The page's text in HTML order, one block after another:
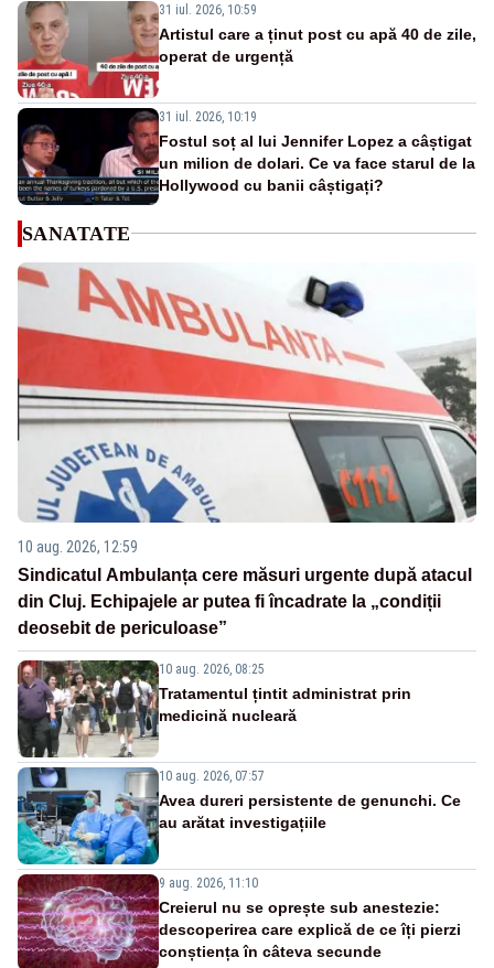
31 iul. 2026, 10:59
Artistul care a ținut post cu apă 40 de zile,
operat de urgență
31 iul. 2026, 10:19
Fostul soț al lui Jennifer Lopez a câștigat
un milion de dolari. Ce va face starul de la
Hollywood cu banii câștigați?
SANATATE
10 aug. 2026, 12:59
Sindicatul Ambulanța cere măsuri urgente după atacul
din Cluj. Echipajele ar putea fi încadrate la „condiții
deosebit de periculoase”
10 aug. 2026, 08:25
Tratamentul țintit administrat prin
medicină nucleară
10 aug. 2026, 07:57
Avea dureri persistente de genunchi. Ce
au arătat investigațiile
9 aug. 2026, 11:10
Creierul nu se oprește sub anestezie:
descoperirea care explică de ce îți pierzi
conștiența în câteva secunde